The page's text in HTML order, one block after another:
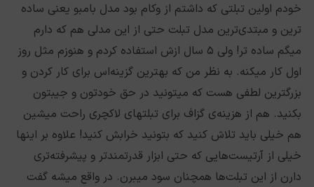
خودم اولین تبلتی که داشتم از وکام بود مدل بامبو یعنی ساده
ترین و مبتدی‌ترین مدل تبلت حتی از این مدلی هم که دارم
میگم ساده تر! ولی ۵ سال ازش استفاده کردم و هنوزم مثل روز
اول کار میکنه. به نظر من که بهترین گزینه‌اس برای کار کردن و
بزرگترین لطفی هست که میتونید در حق خودتون و جیبتون
بکنید. هم از هزینه‌ی گزاف برای تبلتهای لاکچری راحت میشین
هم خیلی باید تلاش کنید که بتونید خرابش کنید! علاوه بر اینها
خیلی از آرتیست‌هایی که حتی ابزار قدرتمندتر و پیشرفته‌تری
دارن از این تبلت‌ها همچنان سود میبرن. در واقع میشه گفت